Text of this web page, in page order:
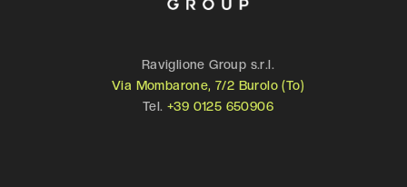
Raviglione Group s.r.l.
Via Mombarone, 7/2 Burolo (To)
Tel. +39 0125 650906